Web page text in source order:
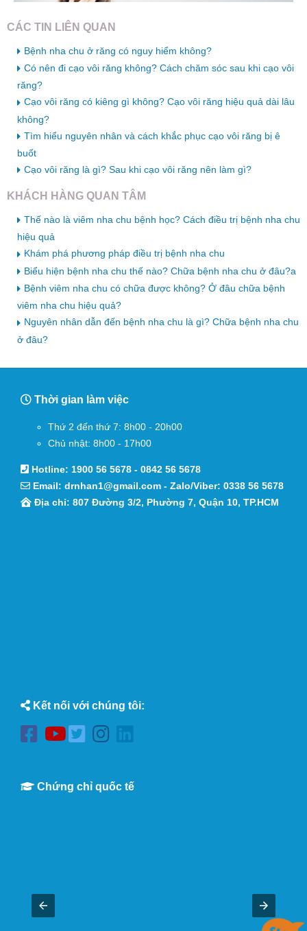
CÁC TIN LIÊN QUAN
Bệnh nha chu ở răng có nguy hiểm không?
Có nên đi cạo vôi răng không? Cách chăm sóc sau khi cạo vôi
răng?
Cạo vôi răng có kiêng gì không? Cạo vôi răng hiệu quả dài lâu
không?
Tìm hiểu nguyên nhân và cách khắc phục cạo vôi răng bị ê
buốt
Cạo vôi răng là gì? Sau khi cạo vôi răng nên làm gì?
KHÁCH HÀNG QUAN TÂM
Thế nào là viêm nha chu bệnh học? Cách điều trị bệnh nha chu
hiệu quả
Khám phá phương pháp điều trị bệnh nha chu
Biểu hiện bệnh nha chu thế nào? Chữa bệnh nha chu ở đâu?a
Bệnh viêm nha chu có chữa được không? Ở đâu chữa bệnh
viêm nha chu hiệu quả?
Nguyên nhân dẫn đến bệnh nha chu là gì? Chữa bệnh nha chu
ở đâu?
Thời gian làm việc
Thứ 2 đến thứ 7: 8h00 - 20h00
Chủ nhật: 8h00 - 17h00
Hotline: 1900 56 5678 - 0842 56 5678
Email: drnhan1@gmail.com - Zalo/Viber: 0338 56 5678
Địa chỉ: 807 Đường 3/2, Phường 7, Quận 10, TP.HCM
Kết nối với chúng tôi:
Chứng chỉ quốc tế